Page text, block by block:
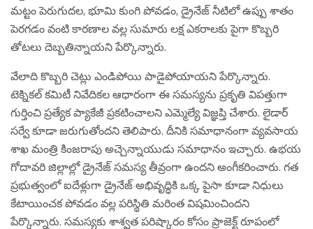
మట్టం పెరుగుదల, భూమి కుంగి పోవడం, డ్రైనేజ్ నీటిలో ఉప్పు శాతం
పెరగడం వంటి కారణాల వల్ల సుమారు లక్ష ఎకరాలకు పైగా కొబ్బరి
తోటలు దెబ్బతిన్నాయని పేర్కొన్నారు.
వేలాది కొబ్బరి చెట్లు ఎండిపోయి పాడైపోయాయని పేర్కొన్నారు.
టెక్నికల్ కమిటీ నివేదికల ఆధారంగా ఈ సమస్యను ప్రకృతి విపత్తుగా
గుర్తించి ప్రత్యేక ప్యాకేజీ ప్రకటించాలని ఎమ్మెల్యే విజ్ఞప్తి చేశారు. లైడార్
సర్వే కూడా జరుగుతోందని తెలిపారు. దీనికి సమాధానంగా వ్య‌వ‌సాయ
శాఖ మంత్రి కింజ‌రాపు అచ్చెన్నాయుడు స‌మాధానం ఇచ్చారు. ఉభయ
గోదావరి జిల్లాల్లో డ్రైనేజ్ సమస్య తీవ్రంగా ఉందని అంగీకరించారు. గత
ప్ర‌భుత్వంలో ఐదేళ్లుగా డ్రైనేజ్ అభివృద్ధికి ఒక్క పైసా కూడా నిధులు
కేటాయించక పోవడం వల్ల పరిస్థితి మరింత విషమించిందని
పేర్కొన్నారు. సమస్యకు శాశ్వత పరిష్కారం కోసం ప్రాజెక్ట్ రూపంలో